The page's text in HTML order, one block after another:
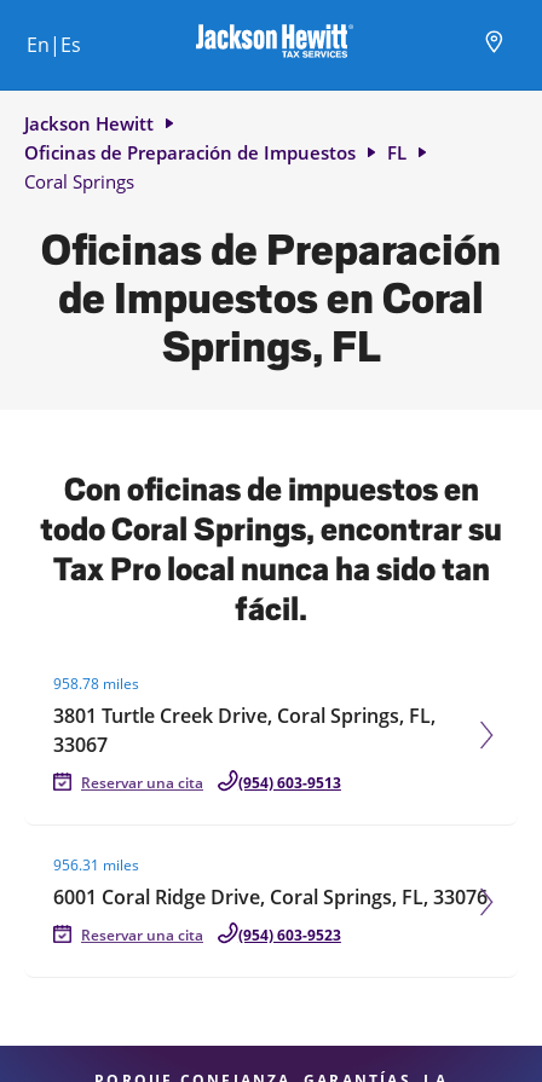
En|Es
Jackson Hewitt
Oficinas de Preparación de Impuestos
FL
Coral Springs
Oficinas de Preparación
de Impuestos en Coral
Springs, FL
Con oficinas de impuestos en
todo Coral Springs, encontrar su
Tax Pro local nunca ha sido tan
fácil.
958.78 miles
3801 Turtle Creek Drive, Coral Springs, FL,
33067
Reservar una cita (954) 603-9513
956.31 miles
6001 Coral Ridge Drive, Coral Springs, FL, 33076
Reservar una cita (954) 603-9523